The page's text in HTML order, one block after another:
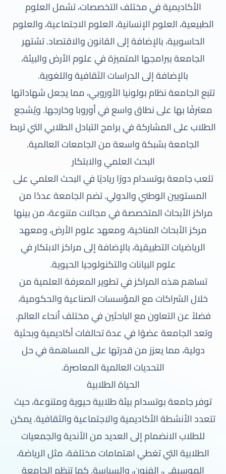
الأكاديمية في مختلف التخصصات، تشمل العلوم
الطبيعية، العلوم الإنسانية، العلوم الاجتماعية، والعلوم
الحاسوبية، بالإضافة إلى القانون والاقتصاد. تشتهر
الجامعة ببرامجها المتميزة في علوم الأرض والبيئة،
بالإضافة إلى الدراسات الثقافية واللغوية.
تتبع الجامعة نظام بولونيا الأوروبي، مما يجعل شهاداتها
معترفًا بها على نطاق واسع في أوروبا وخارجها. ويُشجع
الطلاب على المشاركة في برامج التبادل الطلابي التي تربط
الجامعة بشبكة واسعة من الجامعات العالمية.
البحث العلمي والابتكار
تلعب جامعة بوتسدام دورًا رياديًا في البحث العلمي على
المستويين الوطني والدولي. تضم الجامعة عددًا من
مراكز الأبحاث المتخصصة في مجالات متنوعة، من بينها
مركز الأبحاث المناخية، ومعهد علوم الأرض، ومعهد
الرياضيات التطبيقية، بالإضافة إلى مراكز الابتكار في
علوم البيانات والتكنولوجيا الحيوية.
تساهم هذه المراكز في تطوير المعرفة العلمية من
خلال الشراكات مع المؤسسات الصناعية والحكومية،
فضلاً عن التعاون مع الباحثين في مختلف أنحاء العالم.
وتعد الجامعة عضوًا في عدة تحالفات أكاديمية وبحثية
دولية، مما يعزز من قدرتها على المساهمة في حل
التحديات العالمية المعاصرة.
الحياة الطلابية
توفر جامعة بوتسدام بيئة طلابية حيوية ومتنوعة، حيث
تتعدد الأنشطة الأكاديمية والاجتماعية والثقافية. يمكن
للطلاب الانضمام إلى العديد من الأندية والجمعيات
الطلابية التي تغطي اهتمامات مختلفة، مثل الرياضة،
الموسيقى، الفنون، والسياسة. كما تنظم الجامعة